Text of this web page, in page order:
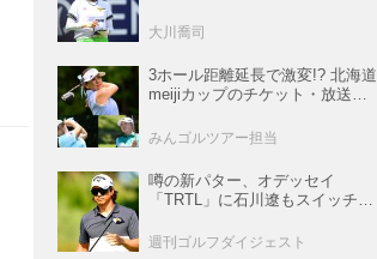
佳も逆転圏内で運命の最終日へ
大川喬司
3ホール距離延長で激変!? 北海道
meijiカップのチケット・放送＆
メント観戦ガイド】
みんゴルツアー担当
噂の新パター、オデッセイ
「TRTL」に石川遼もスイッチ！
績上昇中
週刊ゴルフダイジェスト